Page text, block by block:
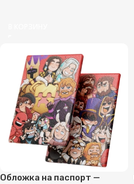
Обложка на паспорт —